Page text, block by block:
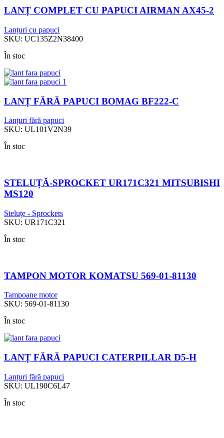
LANȚ COMPLET CU PAPUCI AIRMAN AX45-2
Lanțuri cu papuci
SKU: UC135Z2N38400
În stoc
LANȚ FĂRĂ PAPUCI BOMAG BF222-C
Lanțuri fără papuci
SKU: UL101V2N39
În stoc
STELUȚĂ-SPROCKET UR171C321 MITSUBISHI
MS120
Steluțe - Sprockets
SKU: UR171C321
În stoc
TAMPON MOTOR KOMATSU 569-01-81130
Tampoane motor
SKU: 569-01-81130
În stoc
LANȚ FĂRĂ PAPUCI CATERPILLAR D5-H
Lanțuri fără papuci
SKU: UL190C6L47
În stoc